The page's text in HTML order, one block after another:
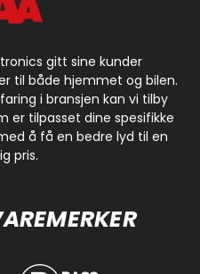
DSP, 2x14-bånds
balanse, fader og
4-kanals
finnes
mer gjennomarbeidet
gitt sine kunder
til både hjemmet og bilen.
i bransjen kan vi tilby
er tilpasset dine spesifikke
å få en bedre lyd til en
pris.